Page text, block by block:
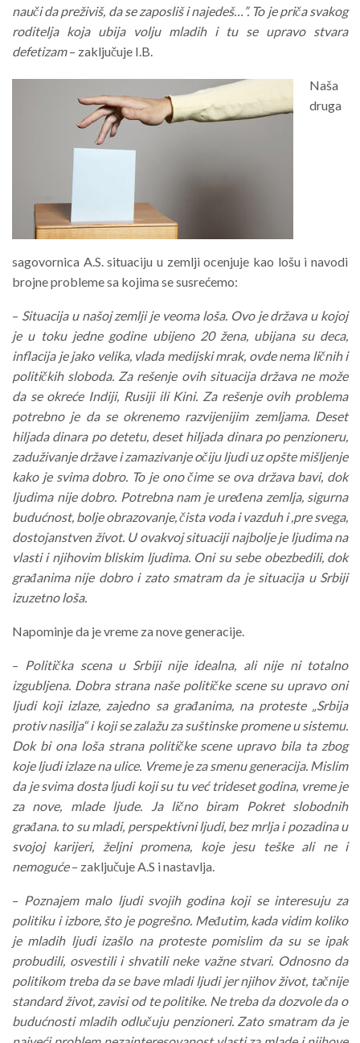
nauči da preživiš, da se zaposliš i najedeš…”. To je priča svakog
roditelja koja ubija volju mladih i tu se upravo stvara
defetizam– zaključuje I.B.
Naša
druga
sagovornica A.S. situaciju u zemlji ocenjuje kao lošu i navodi
brojne probleme sa kojima se susrećemo:
– Situacija u našoj zemlji je veoma loša. Ovo je država u kojoj
je u toku jedne godine ubijeno 20 žena, ubijana su deca,
inflacija je jako velika, vlada medijski mrak, ovde nema ličnih i
političkih sloboda. Za rešenje ovih situacija država ne može
da se okreće Indiji, Rusiji ili Kini. Za rešenje ovih problema
potrebno je da se okrenemo razvijenijim zemljama. Deset
hiljada dinara po detetu, deset hiljada dinara po penzioneru,
zaduživanje države i zamazivanje očiju ljudi uz opšte mišljenje
kako je svima dobro. To je ono čime se ova država bavi, dok
ljudima nije dobro. Potrebna nam je uređena zemlja, sigurna
budućnost, bolje obrazovanje, čista voda i vazduh i ,pre svega,
dostojanstven život. U ovakvoj situaciji najbolje je ljudima na
vlasti i njihovim bliskim ljudima. Oni su sebe obezbedili, dok
građanima nije dobro i zato smatram da je situacija u Srbiji
izuzetno loša.
Napominje da je vreme za nove generacije.
– Politička scena u Srbiji nije idealna, ali nije ni totalno
izgubljena. Dobra strana naše političke scene su upravo oni
ljudi koji izlaze, zajedno sa građanima, na proteste „Srbija
protiv nasilja“ i koji se zalažu za suštinske promene u sistemu.
Dok bi ona loša strana političke scene upravo bila ta zbog
koje ljudi izlaze na ulice. Vreme je za smenu generacija. Mislim
da je svima dosta ljudi koji su tu već trideset godina, vreme je
za nove, mlade ljude. Ja lično biram Pokret slobodnih
građana. to su mladi, perspektivni ljudi, bez mrlja i pozadina u
svojoj karijeri, željni promena, koje jesu teške ali ne i
nemoguće– zaključuje A.S i nastavlja.
– Poznajem malo ljudi svojih godina koji se interesuju za
politiku i izbore, što je pogrešno. Međutim, kada vidim koliko
je mladih ljudi izašlo na proteste pomislim da su se ipak
probudili, osvestili i shvatili neke važne stvari. Odnosno da
politikom treba da se bave mladi ljudi jer njihov život, tačnije
standard život, zavisi od te politike. Ne treba da dozvole da o
budućnosti mladih odlučuju penzioneri. Zato smatram da je